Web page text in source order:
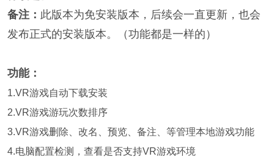
备注： 此版本为免安装版本，后续会一直更新，也会
发布正式的安装版本。（功能都是一样的）
功能：
1.VR游戏自动下载安装
2.VR游戏游玩次数排序
3.VR游戏删除、改名、预览、备注、等管理本地游戏功能
4.电脑配置检测，查看是否支持VR游戏环境